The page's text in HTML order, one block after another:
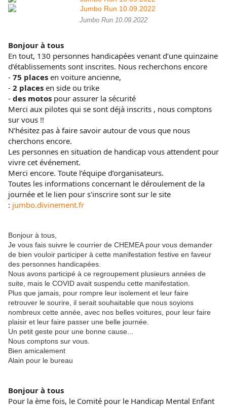
Jumbo Run 10.09.2022
Bonjour à tous
En tout, 130 personnes handicapées venant d’une quinzaine
d’établissements sont inscrites. Nous recherchons encore
- 75 places en voiture ancienne,
- 2 places en side ou trike
- des motos pour assurer la sécurité
Merci aux pilotes qui se sont déjà inscrits , nous comptons
sur vous !!
N’hésitez pas à faire savoir autour de vous que nous
cherchons encore.
Les personnes en situation de handicap vous attendent pour
vivre cet événement.
Merci encore. Toute l’équipe d’organisateurs.
Toutes les informations concernant le déroulement de la
journée et le lien pour s'inscrire sont sur le site
: jumbo.divinement.fr
Bonjour à tous,
Je vous fais suivre le courrier de CHEMEA pour vous demander
de bien vouloir participer à cette manifestation festive en faveur
des personnes handicapées.
Nous avons participé à ce regroupement plusieurs années de
suite, mais le COVID avait suspendu cette manifestation.
Plus que jamais, pour rompre leur isolement et leur faire
retrouver le sourire, il serait souhaitable que nous soyions
nombreux cette année, avec nos belles voitures, pour leur faire
plaisir et leur faire passer une belle journée.
Un petit geste pour une bonne cause...
Nous comptons sur vous.
Bien amicalement
Alain pour le bureau
Bonjour à tous
Pour la ème fois, le Comité pour le Handicap Mental Enfant